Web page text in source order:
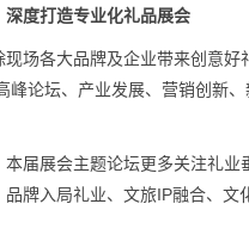
度打造专业化礼品展会
场各大品牌及企业带来创意
峰论坛、产业发展、营销创新
届展会主题论坛更多关注礼
牌入局礼业、文旅IP融合、文